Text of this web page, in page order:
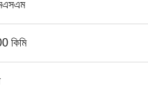
কিমি